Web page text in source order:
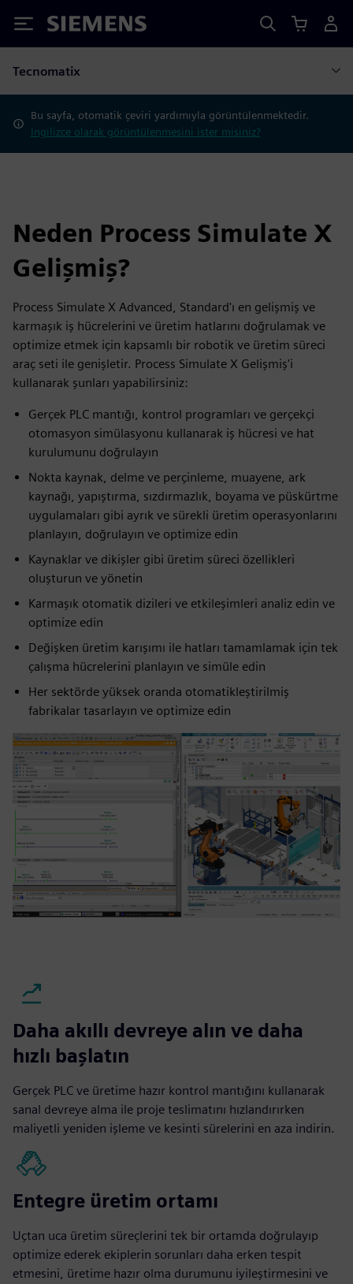
Siemens
Tecnomatix
Bu sayfa, otomatik çeviri yardımıyla görüntülenmektedir.
İngilizce olarak görüntülenmesini ister misiniz?
Neden Process Simulate X
Gelişmiş?
Process Simulate X Advanced, Standard'ı en gelişmiş ve
karmaşık iş hücrelerini ve üretim hatlarını doğrulamak ve
optimize etmek için kapsamlı bir robotik ve üretim süreci
araç seti ile genişletir. Process Simulate X Gelişmiş'i
kullanarak şunları yapabilirsiniz:
Gerçek PLC mantığı, kontrol programları ve gerçekçi
otomasyon simülasyonu kullanarak iş hücresi ve hat
kurulumunu doğrulayın
Nokta kaynak, delme ve perçinleme, muayene, ark
kaynağı, yapıştırma, sızdırmazlık, boyama ve püskürtme
uygulamaları gibi ayrık ve sürekli üretim operasyonlarını
planlayın, doğrulayın ve optimize edin
Kaynaklar ve dikişler gibi üretim süreci özellikleri
oluşturun ve yönetin
Karmaşık otomatik dizileri ve etkileşimleri analiz edin ve
optimize edin
Değişken üretim karışımı ile hatları tamamlamak için tek
çalışma hücrelerini planlayın ve simüle edin
Her sektörde yüksek oranda otomatikleştirilmiş
fabrikalar tasarlayın ve optimize edin
Daha akıllı devreye alın ve daha
hızlı başlatın
Gerçek PLC ve üretime hazır kontrol mantığını kullanarak
sanal devreye alma ile proje teslimatını hızlandırırken
maliyetli yeniden işleme ve kesinti sürelerini en aza indirin.
Entegre üretim ortamı
Uçtan uca üretim süreçlerini tek bir ortamda doğrulayıp
optimize ederek ekiplerin sorunları daha erken tespit
etmesini, üretime hazır olma durumunu iyileştirmesini ve